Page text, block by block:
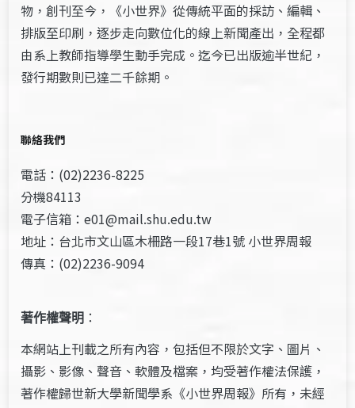
物，創刊至今，《小世界》從傳統平面的採訪、編輯、
排版至印刷，逐步走向數位化的線上新聞產出，全程都
由系上教師指導學生動手完成。迄今已出版逾半世紀，
發行期數則已達二千餘期。
聯絡我們
電話：(02)2236-8225
分機84113
電子信箱：e01@mail.shu.edu.tw
地址：台北市文山區木柵路一段17巷1號 小世界周報
傳真：(02)2236-9094
著作權聲明 ：
本網站上刊載之所有內容，包括但不限於文字、圖片、
攝影、影像、聲音、軟體及檔案，均受著作權法保護，
著作權歸世新大學新聞學系《小世界周報》所有，未經